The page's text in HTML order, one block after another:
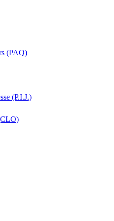
(PAQ)
(P.I.J.)